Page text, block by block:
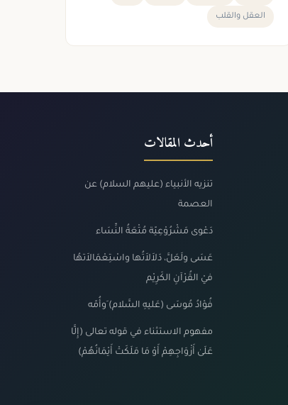
العقل والقلب
أحدث المقالات
تنزيه الأنبياء (عليهم السلام) عن
العصمة
دَعْوى مَشْرُوْعِيّة مُتْعَةُ النِّسَاء
عَسَى ولَعَلَّ، دَلاَلاَتُها واسْتِعْمَالاَتهُا
فيْ القُرْآنِ الكَرِيْم
فُؤادُ مُوسَى (عَليهِ السَّلام) َوأُمّه
مفهوم الاستثناء في قوله تعالى (إِلَّا
عَلَىٰ أَزْوَاجِهِمْ أَوْ مَا مَلَكَتْ أَيْمَانُهُمْ)